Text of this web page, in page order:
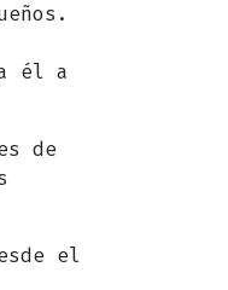
él a
de
el